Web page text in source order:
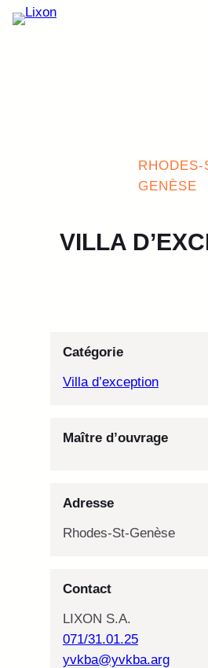
Aller
au
RHODES-
GENÈSE
VILLA
Catégorie
Villa d’exception
Maître d’ouvrage
Adresse
Rhodes-St-Genèse
Contact
LIXON S.A.
071/31.01.25
yvkba@yvkba.arg